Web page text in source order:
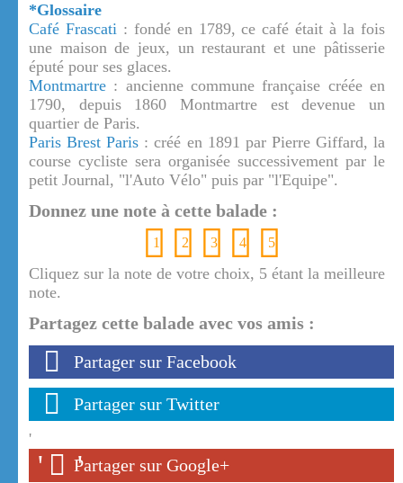
*Glossaire
Café Frascati: fondé en 1789, ce café était à la fois
une maison de jeux, un restaurant et une pâtisserie
éputé pour ses glaces.
Montmartre : ancienne commune française créée en
1790, depuis 1860 Montmartre est devenue un
quartier de Paris.
Paris Brest Paris : créé en 1891 par Pierre Giffard, la
course cycliste sera organisée successivement par le
petit Journal, "l'Auto Vélo" puis par "l'Equipe".
Donnez une note à cette balade :
1 2 3 4 5
Cliquez sur la note de votre choix, 5 étant la meilleure
note.
Partagez cette balade avec vos amis :
Partager sur Facebook
Partager sur Twitter
'
' '
Partager sur Google+